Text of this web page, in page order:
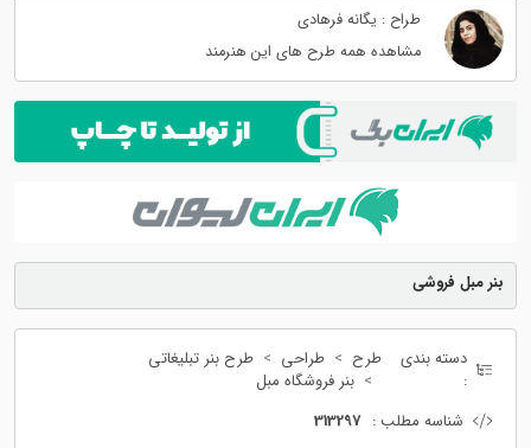
بنر مبل فروشی
دسته بندی
:
طرح طراحی
طرح بنر تبلیغاتی
بنر فروشگاه مبل
شناسه مطلب : 313297
طراح : یگانه فرهادی
مشاهده همه طرح های این هنرمند